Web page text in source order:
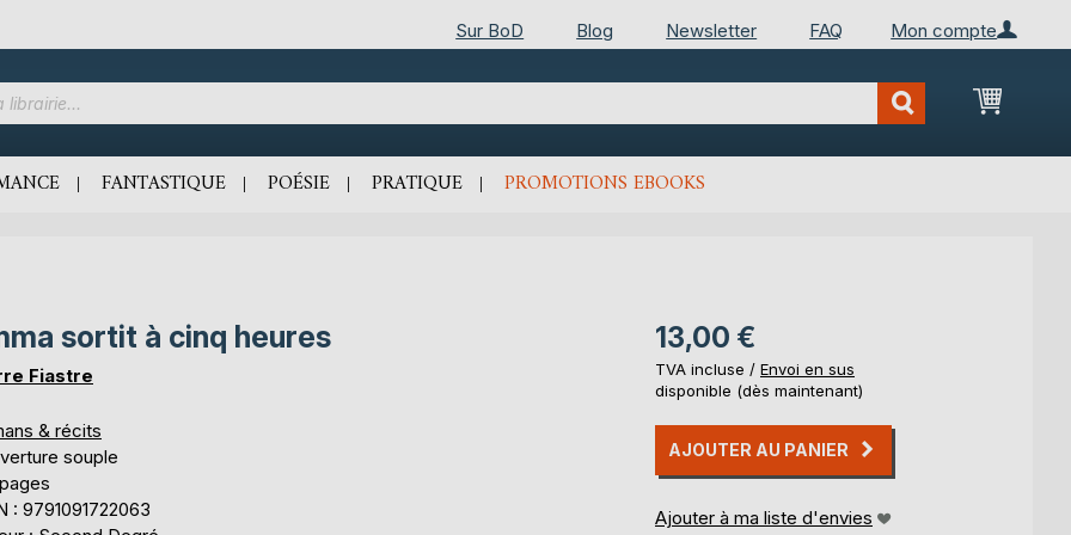
Mon compte
Sur BoD Blog Newsletter FAQ
Mon
FANTASTIQUE POÉSIE PRATIQUE PROMOTIONS EBOOKS
sortit à cinq heures
Fiastre
& récits
souple
: 9791091722063
13,00 €
TVA incluse / Envoi en sus
disponible (dès maintenant)
AJOUTER AU PANIER
Ajouter à ma liste d'envies